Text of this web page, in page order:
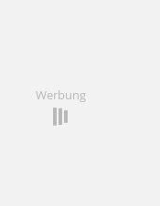
Werbung